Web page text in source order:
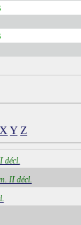
X Y Z
décl.
II décl.